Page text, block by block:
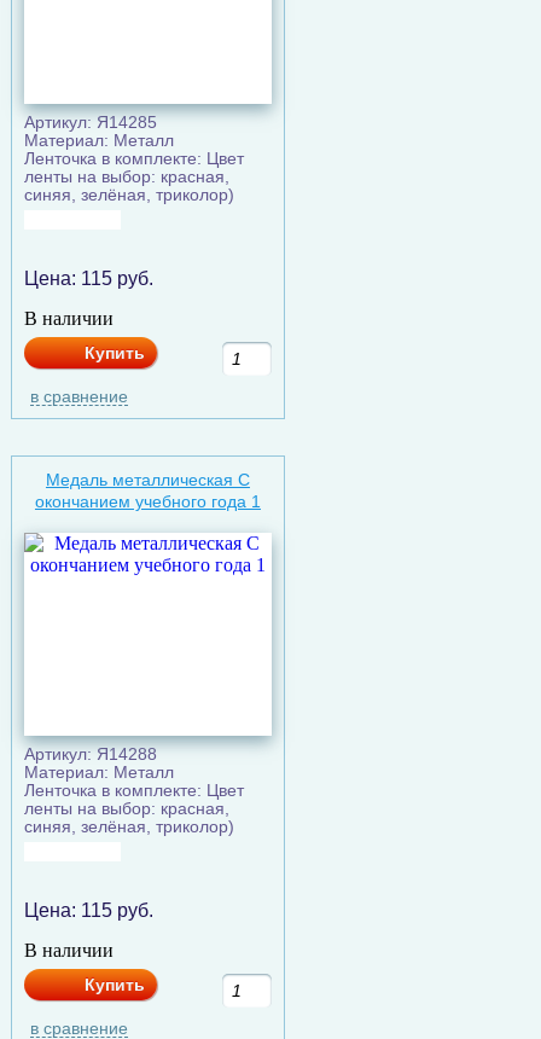
Артикул: Я14285
Материал: Металл
Ленточка в комплекте: Цвет
ленты на выбор: красная,
синяя, зелёная, триколор)
Цена: 115руб.
В наличии
Купить
в сравнение
Медаль металлическая C
окончанием учебного года 1
Артикул: Я14288
Материал: Металл
Ленточка в комплекте: Цвет
ленты на выбор: красная,
синяя, зелёная, триколор)
Цена: 115руб.
В наличии
Купить
в сравнение